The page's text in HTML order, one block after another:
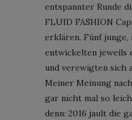
entspannter Runde
FLUID FASHION
erklären. Fünf junge,
entwickelten jeweils
und verewigten sich
Meiner Meinung
gar nicht mal so
denn: 2016 jault die